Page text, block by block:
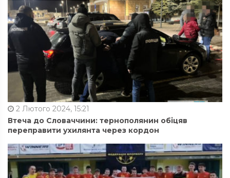
2 Лютого 2024, 15:21
Втеча до Словаччини: тернополянин обіцяв
переправити ухилянта через кордон